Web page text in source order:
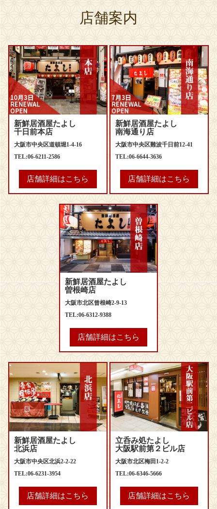
店舗案内
新鮮居酒屋たよし
千日前本店
大阪市中央区道頓堀1-4-16
TEL:06-6211-2586
店舗詳細はこちら
新鮮居酒屋たよし
南海通り店
大阪市中央区難波千日前12-41
TEL:06-6644-3636
店舗詳細はこちら
新鮮居酒屋たよし
曽根崎店
大阪市北区曾根崎2-9-13
TEL:06-6312-9388
店舗詳細はこちら
新鮮居酒屋たよし
北浜店
大阪市中央区北浜2-2-22
TEL:06-6231-3954
店舗詳細はこちら
立呑み処たよし
大阪駅前第２ビル店
大阪市北区梅田1-2-2
TEL:06-6346-5666
店舗詳細はこちら